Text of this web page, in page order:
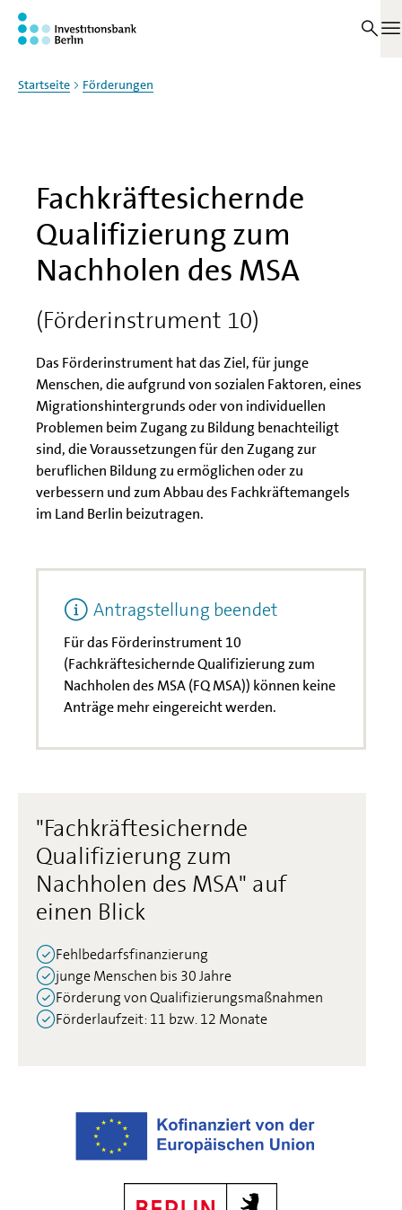
Zum Haupinhalt springen
Startseite Förderungen
Auf dieser Seite
Fachkräftesichernde
Qualifizierung zum
Nachholen des MSA
(Förderinstrument 10)
Das Förderinstrument hat das Ziel, für junge
Menschen, die aufgrund von sozialen Faktoren, eines
Migrationshintergrunds oder von individuellen
Problemen beim Zugang zu Bildung benachteiligt
sind, die Voraussetzungen für den Zugang zur
beruflichen Bildung zu ermöglichen oder zu
verbessern und zum Abbau des Fachkräftemangels
im Land Berlin beizutragen.
Antragstellung beendet
Für das Förderinstrument 10
(Fachkräftesichernde Qualifizierung zum
Nachholen des MSA (FQ MSA)) können keine
Anträge mehr eingereicht werden.
"Fachkräftesichernde
Qualifizierung zum
Nachholen des MSA" auf
einen Blick
Fehlbedarfsfinanzierung
junge Menschen bis 30 Jahre
Förderung von Qualifizierungsmaßnahmen
Förderlaufzeit: 11 bzw. 12 Monate